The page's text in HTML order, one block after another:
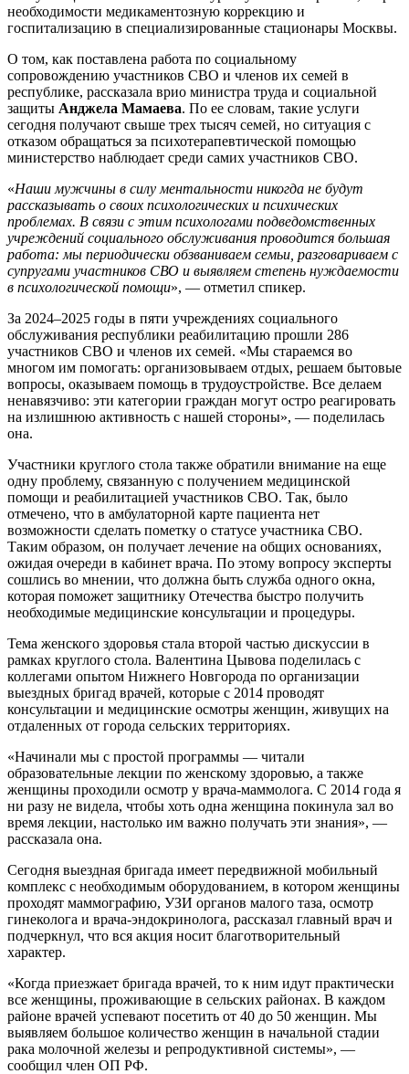
необходимости медикаментозную коррекцию и
госпитализацию в специализированные стационары Москвы.
О том, как поставлена работа по социальному
сопровождению участников СВО и членов их семей в
республике, рассказала врио министра труда и социальной
защиты Анджела Мамаева. По ее словам, такие услуги
сегодня получают свыше трех тысяч семей, но ситуация с
отказом обращаться за психотерапевтической помощью
министерство наблюдает среди самих участников СВО.
«Наши мужчины в силу ментальности никогда не будут
рассказывать о своих психологических и психических
проблемах. В связи с этим психологами подведомственных
учреждений социального обслуживания проводится большая
работа: мы периодически обзваниваем семьи, разговариваем с
супругами участников СВО и выявляем степень нуждаемости
в психологической помощи», — отметил спикер.
За 2024–2025 годы в пяти учреждениях социального
обслуживания республики реабилитацию прошли 286
участников СВО и членов их семей. «Мы стараемся во
многом им помогать: организовываем отдых, решаем бытовые
вопросы, оказываем помощь в трудоустройстве. Все делаем
ненавязчиво: эти категории граждан могут остро реагировать
на излишнюю активность с нашей стороны», — поделилась
она.
Участники круглого стола также обратили внимание на еще
одну проблему, связанную с получением медицинской
помощи и реабилитацией участников СВО. Так, было
отмечено, что в амбулаторной карте пациента нет
возможности сделать пометку о статусе участника СВО.
Таким образом, он получает лечение на общих основаниях,
ожидая очереди в кабинет врача. По этому вопросу эксперты
сошлись во мнении, что должна быть служба одного окна,
которая поможет защитнику Отечества быстро получить
необходимые медицинские консультации и процедуры.
Тема женского здоровья стала второй частью дискуссии в
рамках круглого стола. Валентина Цывова поделилась с
коллегами опытом Нижнего Новгорода по организации
выездных бригад врачей, которые с 2014 проводят
консультации и медицинские осмотры женщин, живущих на
отдаленных от города сельских территориях.
«Начинали мы с простой программы — читали
образовательные лекции по женскому здоровью, а также
женщины проходили осмотр у врача-маммолога. С 2014 года я
ни разу не видела, чтобы хоть одна женщина покинула зал во
время лекции, настолько им важно получать эти знания», —
рассказала она.
Сегодня выездная бригада имеет передвижной мобильный
комплекс с необходимым оборудованием, в котором женщины
проходят маммографию, УЗИ органов малого таза, осмотр
гинеколога и врача-эндокринолога, рассказал главный врач и
подчеркнул, что вся акция носит благотворительный
характер.
«Когда приезжает бригада врачей, то к ним идут практически
все женщины, проживающие в сельских районах. В каждом
районе врачей успевают посетить от 40 до 50 женщин. Мы
выявляем большое количество женщин в начальной стадии
рака молочной железы и репродуктивной системы», —
сообщил член ОП РФ.